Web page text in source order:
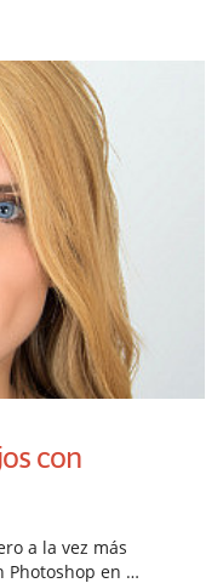
con
a la vez más
Photoshop en …